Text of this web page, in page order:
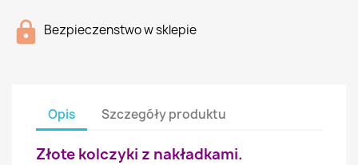
Bezpieczenstwo w sklepie
Opis Szczegóły produktu
Złote kolczyki z nakładkami.